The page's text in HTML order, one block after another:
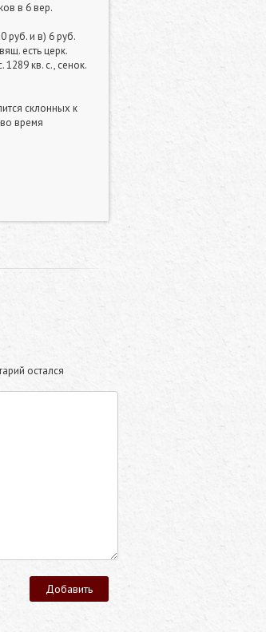
в 6 вер.
руб. и в) 6 руб.
есть церк.
кв. с., сенок.
склонных к
время
остался